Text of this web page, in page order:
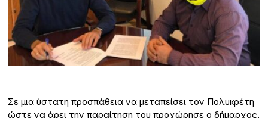
Σε μια ύστατη προσπάθεια να μεταπείσει τον Πολυκρέτη
ώστε να άρει την παραίτηση του προχώρησε ο δήμαρχος,